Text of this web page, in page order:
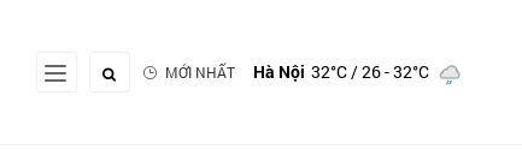
MỚI NHẤT Hà Nội 32°C/ 26 - 32°C